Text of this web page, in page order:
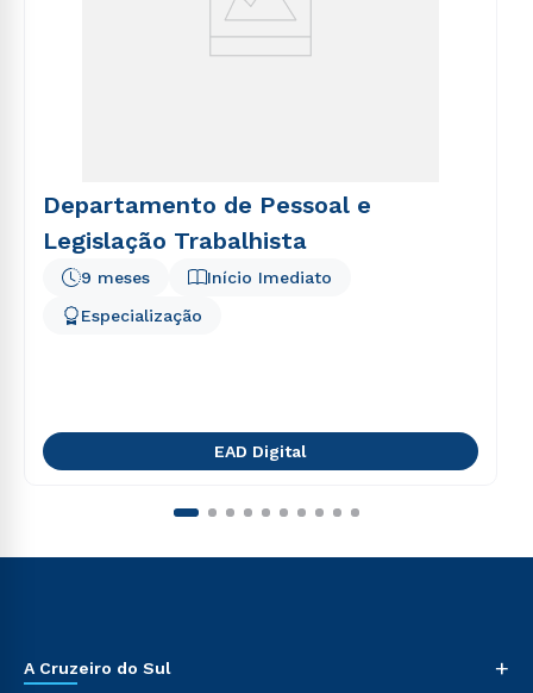
Departamento de Pessoal e
Legislação Trabalhista
Início Imediato
9 meses
Especialização
EAD Digital
A Cruzeiro do Sul +